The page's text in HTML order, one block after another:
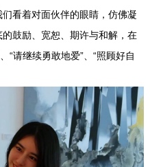
看着对面伙伴的眼睛，仿佛凝
鼓励、宽恕、期许与和解，在
“请继续勇敢地爱”、“照顾好自